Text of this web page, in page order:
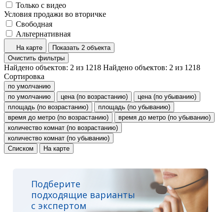
Только с видео
Условия продажи во вторичке
Свободная
Альтернативная
На карте
Показать 2 объекта
Очистить фильтры
Найдено объектов: 2 из 1218 Найдено объектов: 2 из 1218
Сортировка
по умолчанию
по умолчанию
цена (по возрастанию)
цена (по убыванию)
площадь (по возрастанию)
площадь (по убыванию)
время до метро (по возрастанию)
время до метро (по убыванию)
количество комнат (по возрастанию)
количество комнат (по убыванию)
Списком
На карте
Подберите
подходящие варианты
с экспертом